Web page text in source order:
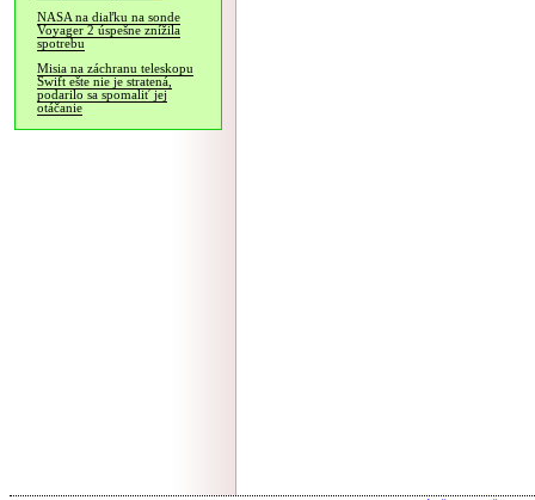
NASA na diaľku na sonde
Voyager 2 úspešne znížila
spotrebu
Misia na záchranu teleskopu
Swift ešte nie je stratená,
podarilo sa spomaliť jej
otáčanie